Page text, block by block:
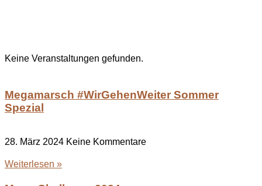
Keine Veranstaltungen gefunden.
Megamarsch #WirGehenWeiter Sommer
Spezial
28. März 2024 Keine Kommentare
Weiterlesen »